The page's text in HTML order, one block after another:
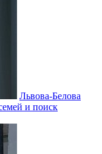
Львова-Белова
и поиск